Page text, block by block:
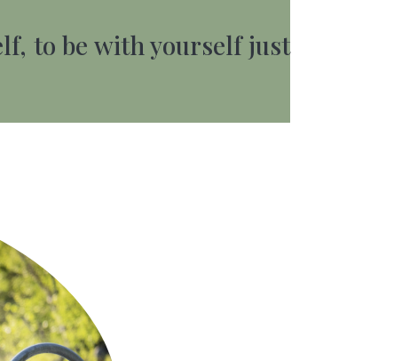
to be with yourself just